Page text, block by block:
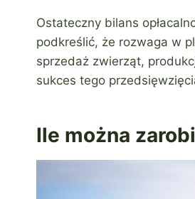
Ostateczny bilans
podkreślić, że rozwaga w
sprzedaż zwierząt,
sukces tego
Ile można